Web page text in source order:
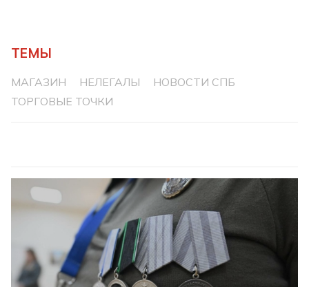
ТЕМЫ
МАГАЗИН НЕЛЕГАЛЫ
НОВОСТИ СПБ
ТОРГОВЫЕ ТОЧКИ